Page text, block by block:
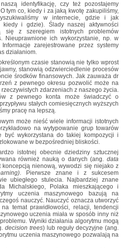
identyfikację, czy też pozostajemy
tym co, kiedy i za jaką kwotę zakupiliśmy,
w internecie, gdzie i jak
kiedy i gdzie). Ślady naszej aktywności
się z szeregiem istotnych problemów
Nieuprawnione ich wykorzystanie, np. w
zarejestrowane przez systemy
działaniom.
czasie stanowią nie tylko wprost
stanowią odzwierciedlenie procesów
środków finansowych. Jak zauważa dr
z pewnego okresu pozwolić może na
zdarzeniach z naszego życia.
z pewnego konta może świadczyć o
stałych comiesięcznych wyższych
pracę na lepszą.
może nieść wiele informacji istotnych
na wytypowanie grup towarów
być wykorzystana do takiej kompozycji i
w bezpośredniej bliskości.
istotnej obecnie dziedziny sztucznej
również nauką o danych (ang. data
nienową, wywodzi się niejako z
. Pierwsze znane i z sukcesem
ubiegłego stulecia. Najbardziej znane
Michalskiego, Polaka mieszkającego i
uczenia maszynowego bazują na
nauczyć. Nauczyć oznacza utworzyć
temat prawidłowości, relacji, tendencji
uczenia miała w sposób inny niż
Wyniki działania algorytmu mogą
decision trees) lub reguły decyzyjne (ang.
uczenia maszynowego pozwalają na